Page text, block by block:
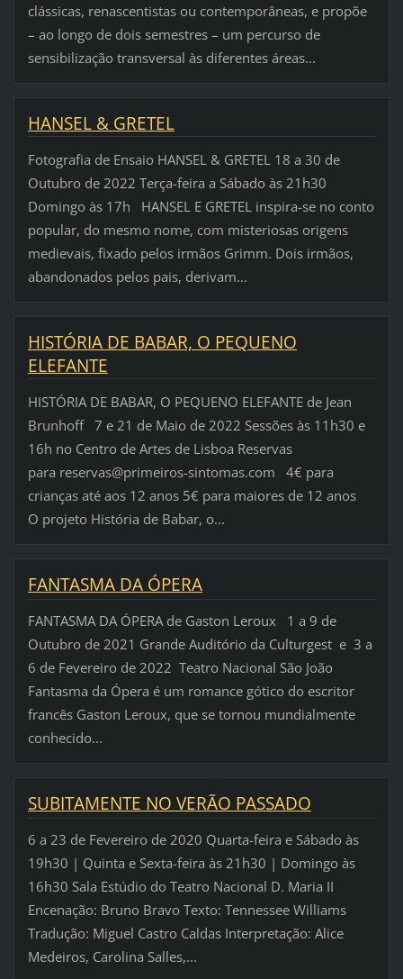
clássicas, renascentistas ou contemporâneas, e propõe
– ao longo de dois semestres – um percurso de
sensibilização transversal às diferentes áreas...
HANSEL & GRETEL
Fotografia de Ensaio HANSEL & GRETEL 18 a 30 de
Outubro de 2022 Terça-feira a Sábado às 21h30
Domingo às 17h HANSEL E GRETEL inspira-se no conto
popular, do mesmo nome, com misteriosas origens
medievais, fixado pelos irmãos Grimm. Dois irmãos,
abandonados pelos pais, derivam...
HISTÓRIA DE BABAR, O PEQUENO
ELEFANTE
HISTÓRIA DE BABAR, O PEQUENO ELEFANTE de Jean
Brunhoff 7 e 21 de Maio de 2022 Sessões às 11h30 e
16h no Centro de Artes de Lisboa Reservas
para reservas@primeiros-sintomas.com 4€ para
crianças até aos 12 anos 5€ para maiores de 12 anos
O projeto História de Babar, o...
FANTASMA DA ÓPERA
FANTASMA DA ÓPERA de Gaston Leroux 1 a 9 de
Outubro de 2021 Grande Auditório da Culturgest e 3 a
6 de Fevereiro de 2022 Teatro Nacional São João
Fantasma da Ópera é um romance gótico do escritor
francês Gaston Leroux, que se tornou mundialmente
conhecido...
SUBITAMENTE NO VERÃO PASSADO
6 a 23 de Fevereiro de 2020 Quarta-feira e Sábado às
19h30 | Quinta e Sexta-feira às 21h30 | Domingo às
16h30 Sala Estúdio do Teatro Nacional D. Maria II
Encenação: Bruno Bravo Texto: Tennessee Williams
Tradução: Miguel Castro Caldas Interpretação: Alice
Medeiros, Carolina Salles,...